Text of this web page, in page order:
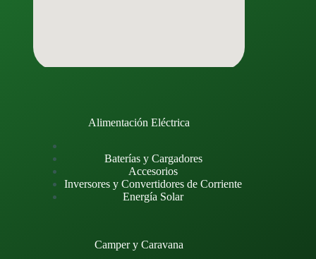
Alimentación Eléctrica
Baterías y Cargadores
Accesorios
Inversores y Convertidores de Corriente
Energía Solar
Camper y Caravana